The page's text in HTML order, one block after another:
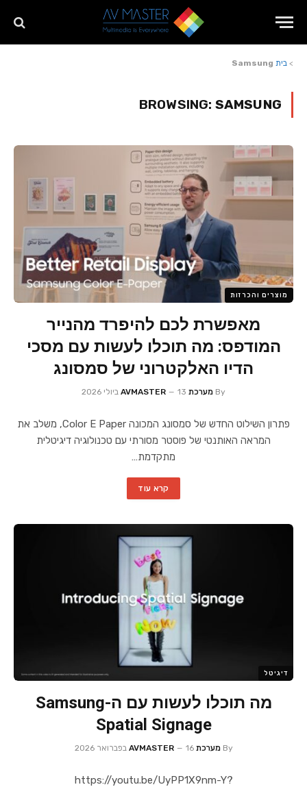
> בית Samsung
BROWSING: SAMSUNG
מוצרים והכרזות
מאפשרת לכם להיפרד מהנייר
המודפס: מה תוכלו לעשות עם מסכי
הדיו האלקטרוני של סמסונג
By מערכת AVMASTER 13 ביולי 2026
פתרון השילוט החדש של סמסונג המכונה Color E Paper, משלב את
המראה האותנטי של פוסטר מסורתי עם טכנולוגיה דיגיטלית
מתקדמת…
קרא עוד
דיגיטל
מה תוכלו לעשות עם ה-Samsung
Spatial Signage
By מערכת AVMASTER16 בפברואר 2026
https://youtu.be/UyPP1X9nm-Y?